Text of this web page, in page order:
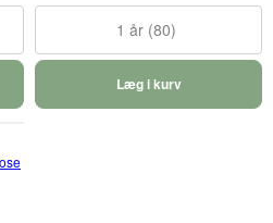
1 år (80)
Læg i kurv